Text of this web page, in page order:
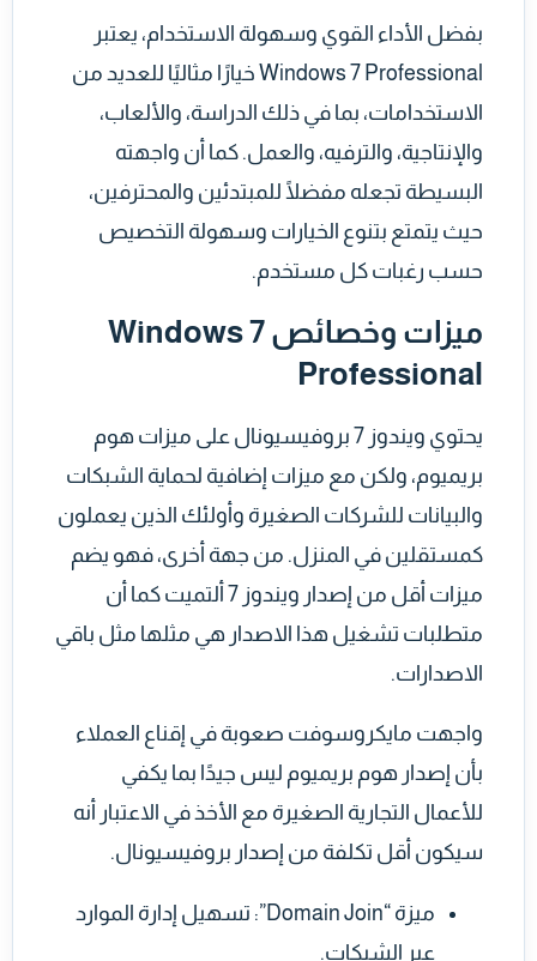
بفضل الأداء القوي وسهولة الاستخدام، يعتبر
Windows 7 Professional خيارًا مثاليًا للعديد من
الاستخدامات، بما في ذلك الدراسة، والألعاب،
والإنتاجية، والترفيه، والعمل. كما أن واجهته
البسيطة تجعله مفضلًا للمبتدئين والمحترفين،
حيث يتمتع بتنوع الخيارات وسهولة التخصيص
حسب رغبات كل مستخدم.
ميزات وخصائص Windows 7
Professional
يحتوي ويندوز 7 بروفيسيونال على ميزات هوم
بريميوم، ولكن مع ميزات إضافية لحماية الشبكات
والبيانات للشركات الصغيرة وأولئك الذين يعملون
كمستقلين في المنزل. من جهة أخرى، فهو يضم
ميزات أقل من إصدار ويندوز 7 ألتميت كما أن
متطلبات تشغيل هذا الاصدار هي مثلها مثل باقي
الاصدارات.
واجهت مايكروسوفت صعوبة في إقناع العملاء
بأن إصدار هوم بريميوم ليس جيدًا بما يكفي
للأعمال التجارية الصغيرة مع الأخذ في الاعتبار أنه
سيكون أقل تكلفة من إصدار بروفيسيونال.
ميزة “Domain Join”: تسهيل إدارة الموارد
عبر الشبكات.